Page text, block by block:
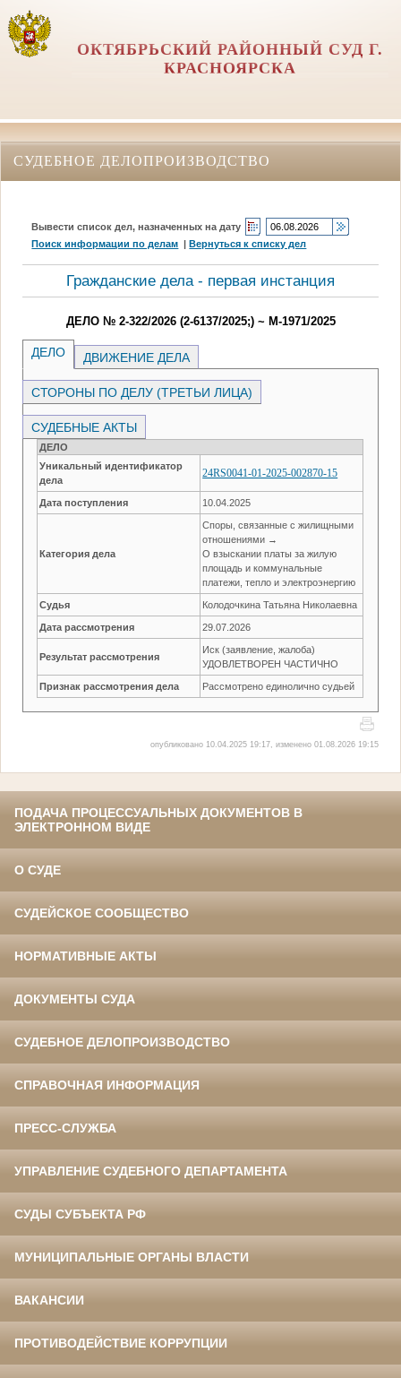
ОКТЯБРЬСКИЙ РАЙОННЫЙ СУД Г.
КРАСНОЯРСКА
СУДЕБНОЕ ДЕЛОПРОИЗВОДСТВО
Вывести список дел, назначенных на дату
Поиск информации по делам |Вернуться к списку дел
Гражданские дела - первая инстанция
ДЕЛО № 2-322/2026 (2-6137/2025;) ~ М-1971/2025
ДЕЛО ДВИЖЕНИЕ ДЕЛА
СТОРОНЫ ПО ДЕЛУ (ТРЕТЬИ ЛИЦА)
СУДЕБНЫЕ АКТЫ
ДЕЛО
Уникальный идентификатор
дела
24RS0041-01-2025-002870-15
Дата поступления 10.04.2025
Категория дела
Споры, связанные с жилищными
отношениями →
О взыскании платы за жилую
площадь и коммунальные
платежи, тепло и электроэнергию
Судья Колодочкина Татьяна Николаевна
Дата рассмотрения 29.07.2026
Результат рассмотрения
Иск (заявление, жалоба)
УДОВЛЕТВОРЕН ЧАСТИЧНО
Признак рассмотрения дела Рассмотрено единолично судьей
опубликовано 10.04.2025 19:17, изменено 01.08.2026 19:15
ПОДАЧА ПРОЦЕССУАЛЬНЫХ ДОКУМЕНТОВ В
ЭЛЕКТРОННОМ ВИДЕ
О СУДЕ
СУДЕЙСКОЕ СООБЩЕСТВО
НОРМАТИВНЫЕ АКТЫ
ДОКУМЕНТЫ СУДА
СУДЕБНОЕ ДЕЛОПРОИЗВОДСТВО
СПРАВОЧНАЯ ИНФОРМАЦИЯ
ПРЕСС-СЛУЖБА
УПРАВЛЕНИЕ СУДЕБНОГО ДЕПАРТАМЕНТА
СУДЫ СУБЪЕКТА РФ
МУНИЦИПАЛЬНЫЕ ОРГАНЫ ВЛАСТИ
ВАКАНСИИ
ПРОТИВОДЕЙСТВИЕ КОРРУПЦИИ